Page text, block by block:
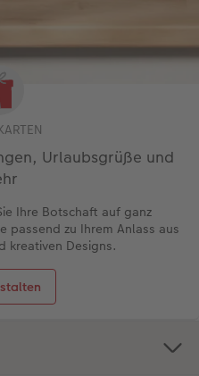
Urlaubsgrüße und
Ihre Botschaft auf ganz
passend zu Ihrem Anlass aus
kreativen Designs.